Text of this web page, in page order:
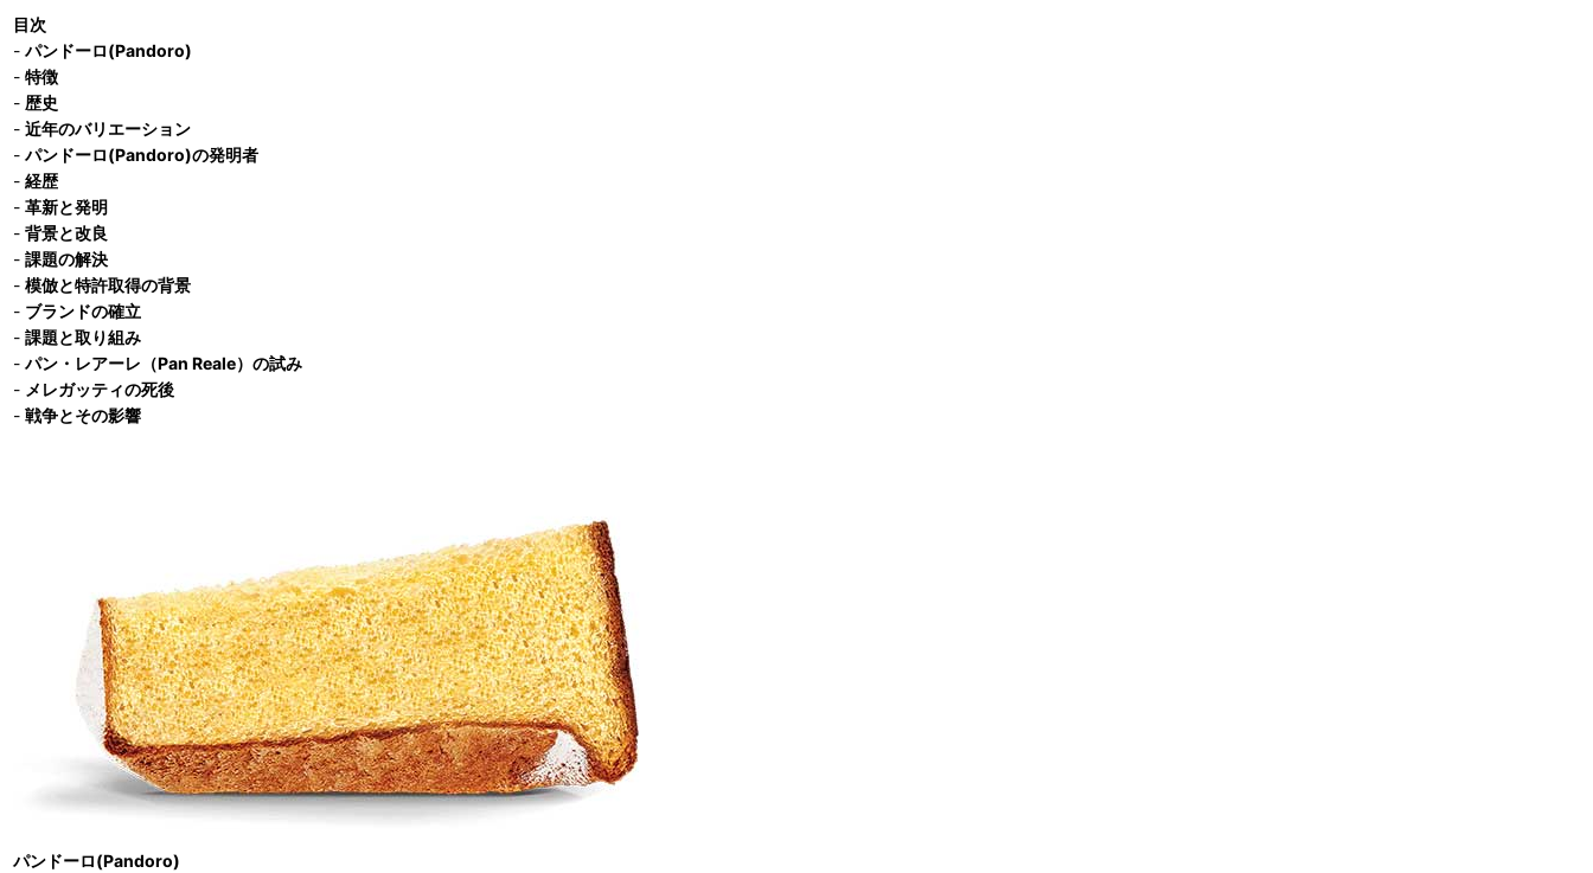
目次
- パンドーロ(Pandoro)
- 特徴
- 歴史
- 近年のバリエーション
- パンドーロ(Pandoro)の発明者
- 経歴
- 革新と発明
- 背景と改良
- 課題の解決
- 模倣と特許取得の背景
- ブランドの確立
- 課題と取り組み
- パン・レアーレ（Pan Reale）の試み
- メレガッティの死後
- 戦争とその影響
パンドーロ(Pandoro)